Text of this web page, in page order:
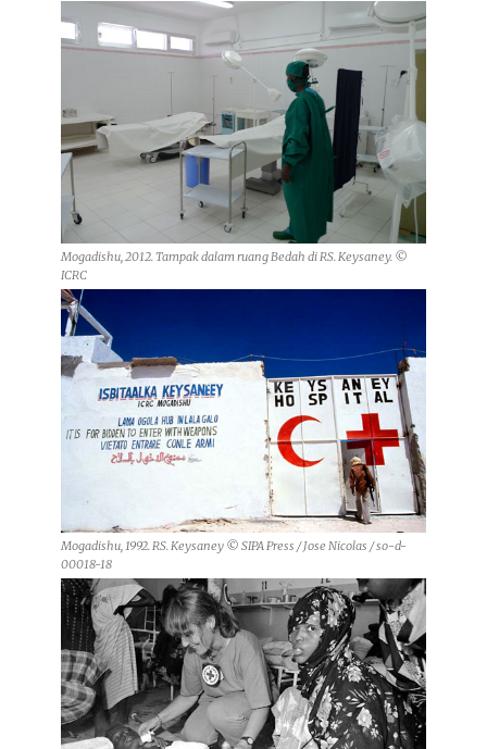
Mogadishu, 2012. Tampak dalam ruang Bedah di RS. Keysaney. ©
ICRC
Mogadishu, 1992. RS. Keysaney © SIPA Press / Jose Nicolas / so-d-
00018-18